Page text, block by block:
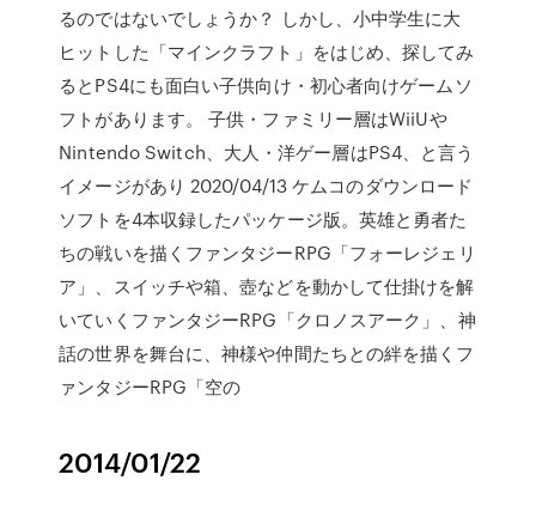
るのではないでしょうか？ しかし、小中学生に大
ヒットした「マインクラフト」をはじめ、探してみ
るとPS4にも面白い子供向け・初心者向けゲームソ
フトがあります。 子供・ファミリー層はWiiUや
Nintendo Switch、大人・洋ゲー層はPS4、と言う
イメージがあり 2020/04/13 ケムコのダウンロード
ソフトを4本収録したパッケージ版。英雄と勇者た
ちの戦いを描くファンタジーRPG「フォーレジェリ
ア」、スイッチや箱、壺などを動かして仕掛けを解
いていくファンタジーRPG「クロノスアーク」、神
話の世界を舞台に、神様や仲間たちとの絆を描くフ
ァンタジーRPG「空の
2014/01/22